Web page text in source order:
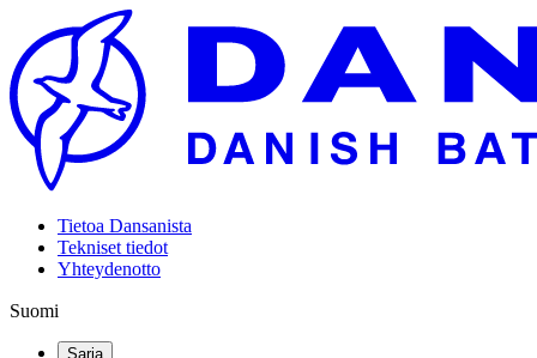
Tietoa Dansanista
Tekniset tiedot
Yhteydenotto
Suomi
Sarja